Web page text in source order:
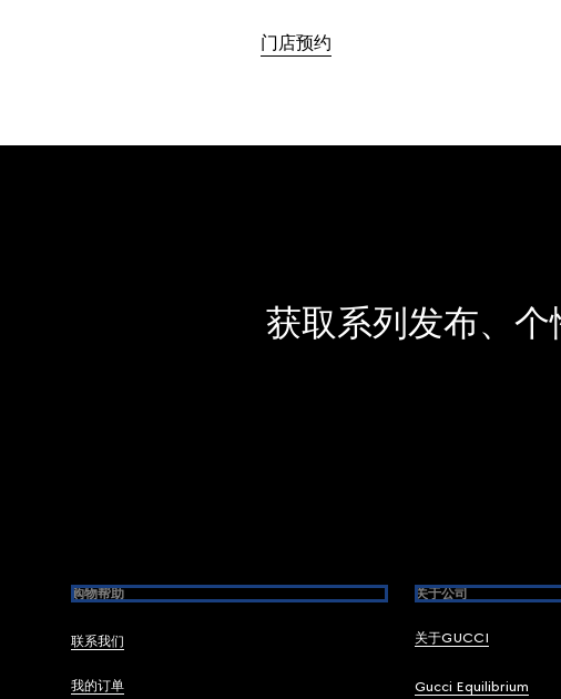
门店预约
获取系列发布、个
购物帮助
联系我们
我的订单
关于公司
关于GUCCI
Gucci Equilibrium